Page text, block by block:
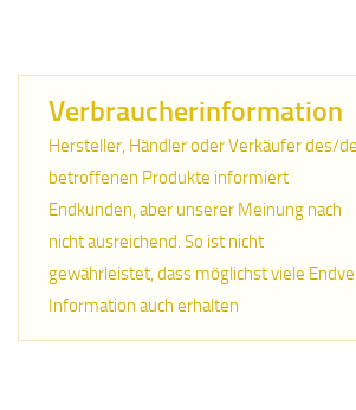
Verbraucherinformation
Hersteller, Händler oder Verkäufer des/
betroffenen Produkte informiert
Endkunden, aber unserer Meinung nach
nicht ausreichend. So ist nicht
gewährleistet, dass möglichst viele
Information auch erhalten